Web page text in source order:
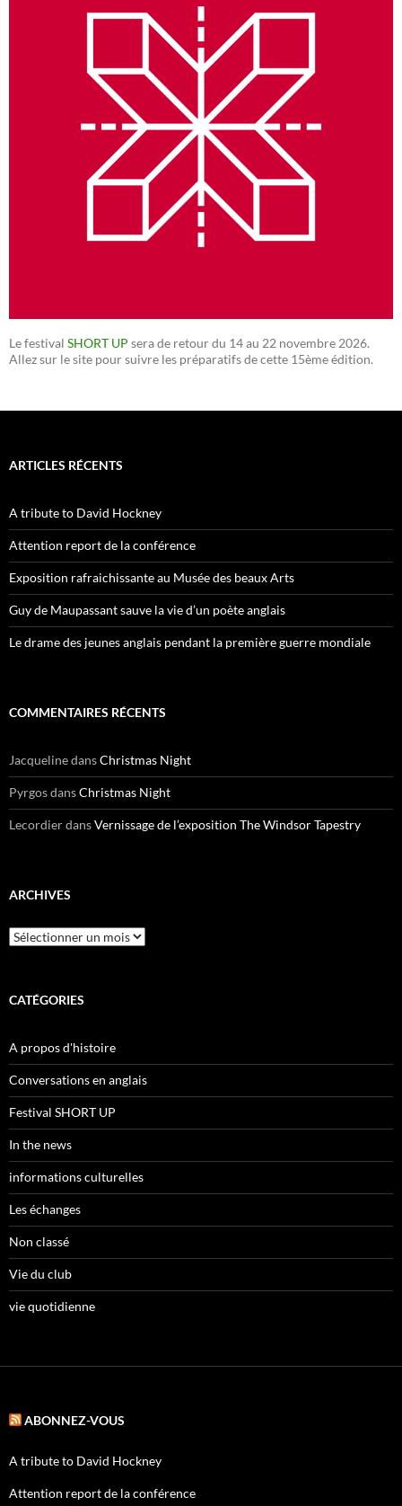
Le festival SHORT UP sera de retour du 14 au 22 novembre 2026.
Allez sur le site pour suivre les préparatifs de cette 15ème édition.
ARTICLES RÉCENTS
A tribute to David Hockney
Attention report de la conférence
Exposition rafraichissante au Musée des beaux Arts
Guy de Maupassant sauve la vie d’un poète anglais
Le drame des jeunes anglais pendant la première guerre mondiale
COMMENTAIRES RÉCENTS
JacquelinedansChristmas Night
PyrgosdansChristmas Night
LecordierdansVernissage de l’exposition The Windsor Tapestry
ARCHIVES
Archives
CATÉGORIES
A propos d'histoire
Conversations en anglais
Festival SHORT UP
In the news
informations culturelles
Les échanges
Non classé
Vie du club
vie quotidienne
ABONNEZ-VOUS
A tribute to David Hockney
Attention report de la conférence